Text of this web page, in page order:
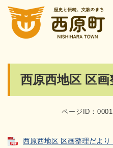
メニューを
西原西地区 区画
ページID：
西原西地区 区画整理だよ